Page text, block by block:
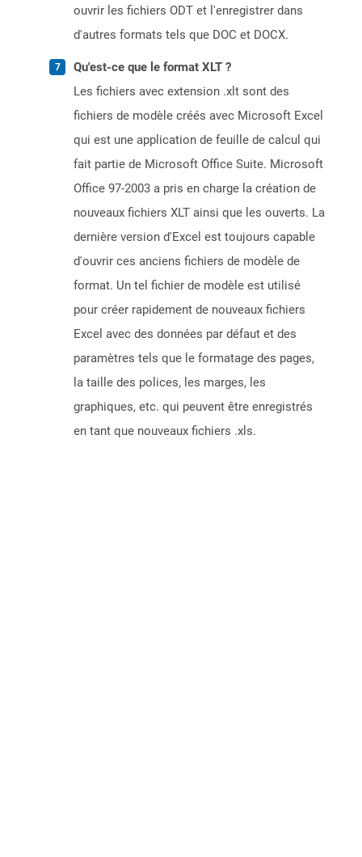
ouvrir les fichiers ODT et l'enregistrer dans
d'autres formats tels que DOC et DOCX.
Qu'est-ce que le format XLT ?
Les fichiers avec extension .xlt sont des
fichiers de modèle créés avec Microsoft Excel
qui est une application de feuille de calcul qui
fait partie de Microsoft Office Suite. Microsoft
Office 97-2003 a pris en charge la création de
nouveaux fichiers XLT ainsi que les ouverts. La
dernière version d'Excel est toujours capable
d'ouvrir ces anciens fichiers de modèle de
format. Un tel fichier de modèle est utilisé
pour créer rapidement de nouveaux fichiers
Excel avec des données par défaut et des
paramètres tels que le formatage des pages,
la taille des polices, les marges, les
graphiques, etc. qui peuvent être enregistrés
en tant que nouveaux fichiers .xls.